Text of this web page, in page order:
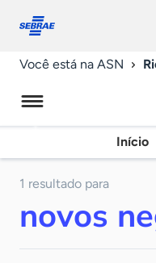
conosco
Você está na ASN
Início
1 resultado para
novos